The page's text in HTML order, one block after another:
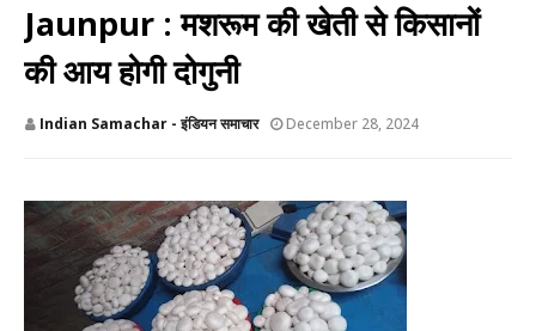
Jaunpur : ​मशरूम की खेती से किसानों
की आय होगी दोगुनी
Indian Samachar - इंडियन समाचार December 28, 2024